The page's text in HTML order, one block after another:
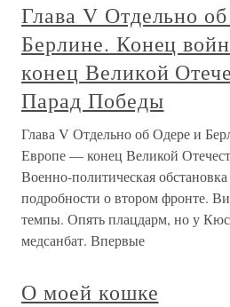
Глава V Отдельно
Берлине. Конец
конец Великой
Парад Победы
Глава V Отдельно об Одере и
Европе — конец Великой
Военно-политическая
подробности о втором фронте.
темпы. Опять плацдарм, но у
медсанбат. Впервые
О моей кошке